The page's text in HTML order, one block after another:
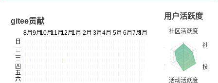
gitee贡献
用户活跃度